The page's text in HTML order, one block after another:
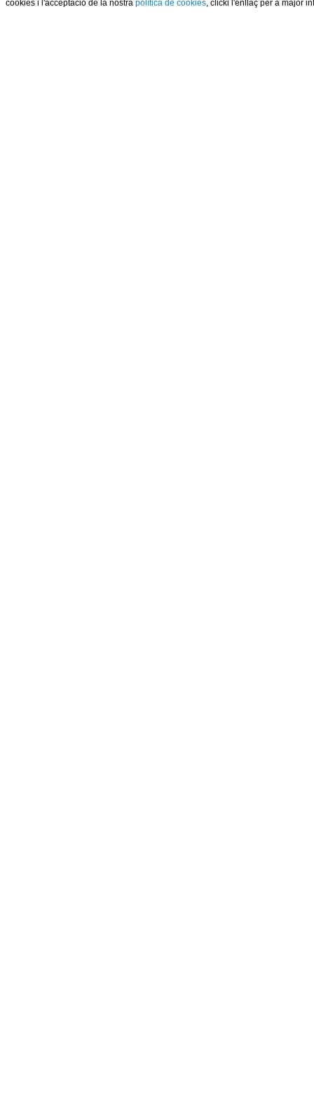
cookies i l'acceptació de la nostra política de cookies, clicki l'enllaç per a major